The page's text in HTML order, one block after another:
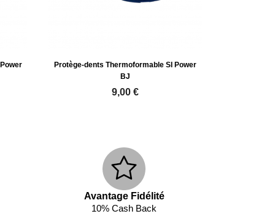
Protège-dents Thermoformable SI Power
BJ
9,00 €
Avantage Fidélité
10% Cash Back